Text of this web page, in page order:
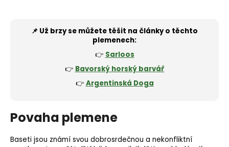
📌 Už brzy se můžete těšit na články o těchto
plemenech:
👉 Sarloos
👉 Bavorský horský barvář
👉 Argentinská Doga
Povaha plemene
Baseti jsou známí svou dobrosrdečnou a nekonfliktní